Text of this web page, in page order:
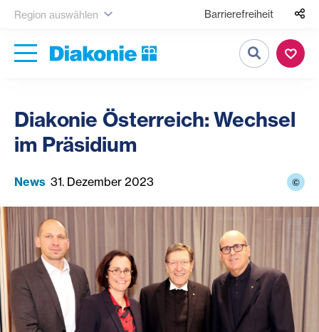
Region auswählen Barrierefreiheit
Suche
Diakonie Österreich: Wechsel
im Präsidium
News 31. Dezember 2023 ©